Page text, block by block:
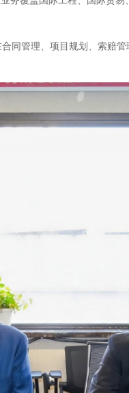
同管理、项目规划、索赔